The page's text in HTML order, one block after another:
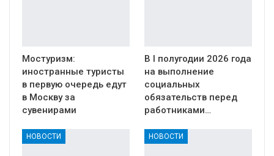
Мостуризм:
иностранные туристы
в первую очередь едут
в Москву за
сувенирами
В I полугодии 2026 года
на выполнение
социальных
обязательств перед
работниками…
НОВОСТИ НОВОСТИ